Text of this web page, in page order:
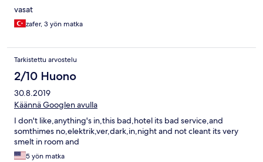
vasat
zafer, 3 yön matka
Tarkistettu arvostelu
2/10 Huono
30.8.2019
Käännä Googlen avulla
I don't like,anything's in,this bad,hotel its bad service,and
somthimes no,elektrik,ver,dark,in,night and not cleant its very
smelt in room and
5 yön matka